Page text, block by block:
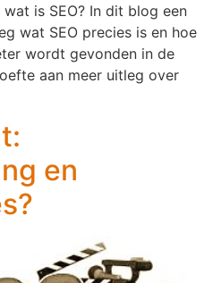
is SEO? In dit blog een
wat SEO precies is en hoe
wordt gevonden in de
aan meer uitleg over
en